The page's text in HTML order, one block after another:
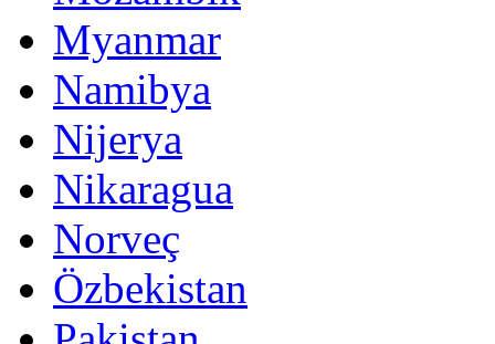
Myanmar
Namibya
Nijerya
Nikaragua
Norveç
Özbekistan